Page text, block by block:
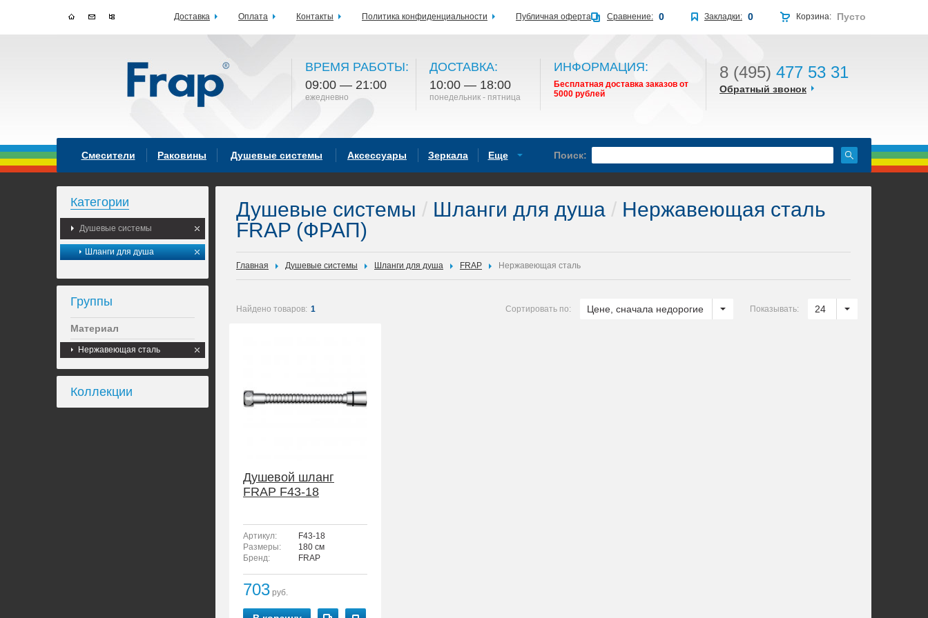
ВРЕМЯ РАБОТЫ:
09:00 — 21:00
ежедневно
ДОСТАВКА:
10:00 — 18:00
понедельник - пятница
ИНФОРМАЦИЯ:
Бесплатная доставка заказов от
5000 рублей
8 (495) 477 53 31
Обратный звонок
Смесители Раковины Душевые системы Аксессуары Зеркала Еще Поиск:
Категории
Душевые системы
Шланги для душа
Группы
Материал
Нержавеющая сталь
Коллекции
Душевые системы / Шланги для душа / Нержавеющая сталь
FRAP (ФРАП)
Главная Душевые системы Шланги для душа FRAP Нержавеющая сталь
Найдено товаров: 1 Показывать: 24
Сортировать по: Цене, сначала недорогие
Душевой шланг
FRAP F43-18
Артикул:
F43-18
Размеры:
180 см
Бренд:
FRAP
703 руб.
Доставка Оплата Контакты Политика конфиденциальности Публичная оферта Корзина: Пусто
Закладки: 0
Сравнение: 0